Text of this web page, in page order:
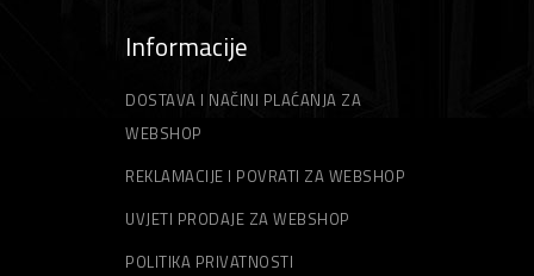
Informacije
DOSTAVA I NAČINI PLAĆANJA ZA
WEBSHOP
REKLAMACIJE I POVRATI ZA WEBSHOP
UVJETI PRODAJE ZA WEBSHOP
POLITIKA PRIVATNOSTI